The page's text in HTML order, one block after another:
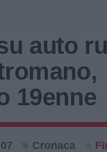
auto
19enne
Cronaca